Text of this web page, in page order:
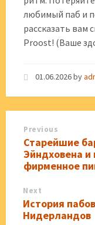
любимый паб и
рассказать вам
Proost! (Ваше
01.06.2026by
Previous
Старейшие
Эйндховена и
фирменное
Next
История
Нидерландов